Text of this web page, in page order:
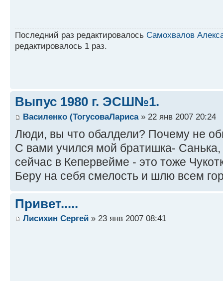
Последний раз редактировалось Самохвалов
редактировалось 1 раз.
Выпус 1980 г. ЭСШ№1.
Василенко (ТогусоваЛариса» 22 янв 2007 20:24
Люди, вы что обалдели? Почему не
С вами учился мой братишка-
сейчас в Кепервейме - это тоже
Беру на себя смелость и шлю всем
Привет.....
Лисихин Сергей » 23 янв 2007 08:41